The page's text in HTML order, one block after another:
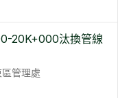
20K+000汰換管線
管理處